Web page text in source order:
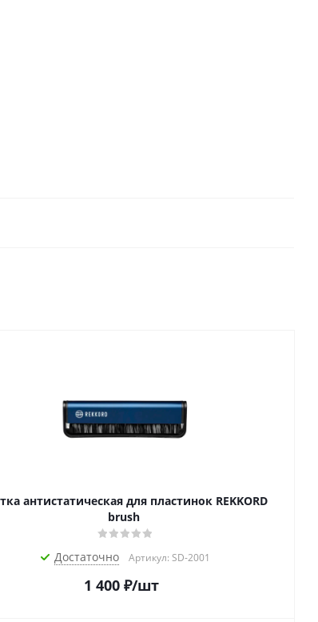
антистатическая для пластинок REKKORD
brush
Достаточно Артикул: SD-2001
1 400₽/шт